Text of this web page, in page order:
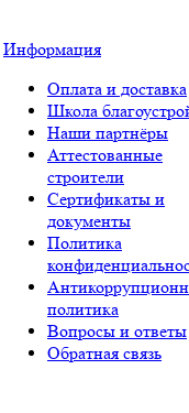
Информация
Оплата и доставка
Школа
Наши партнёры
Аттестованные
строители
Сертификаты и
документы
Политика
политика
Вопросы и ответы
Обратная связь